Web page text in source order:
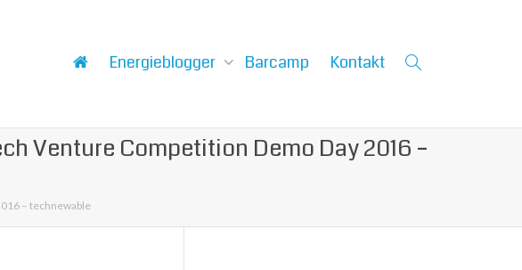
Energieblogger Barcamp Kontakt
Venture Competition Demo Day 2016 –
– technewable